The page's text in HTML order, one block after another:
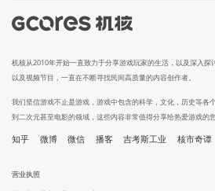
机核从2010年开始一直致力于分享游戏玩家的生活，以及深入
以及视频节目，一直在不断寻找民间高质量的内容创作者。
我们坚信游戏不止是游戏，游戏中包含的科学，文化，历史等各
到二次元甚至电影的领域，这些内容非常值得分享给热爱游戏的您
知乎 微博 微信 播客 吉考斯工业 核市奇谭
营业执照